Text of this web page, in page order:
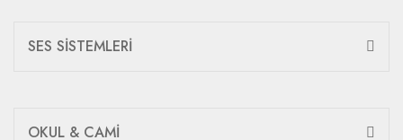
SES SİSTEMLERİ
OKUL & CAMİ